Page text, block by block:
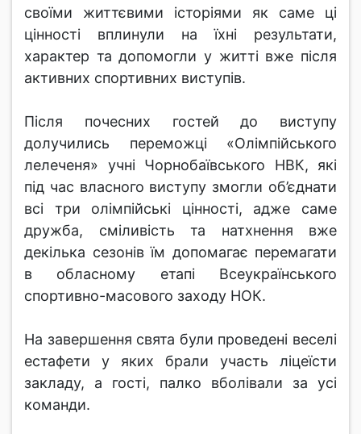
своїми життєвими історіями як саме ці
цінності вплинули на їхні результати,
характер та допомогли у житті вже після
активних спортивних виступів.
Після почесних гостей до виступу
долучились переможці «Олімпійського
лелеченя» учні Чорнобаївського НВК, які
під час власного виступу змогли об’єднати
всі три олімпійські цінності, адже саме
дружба, сміливість та натхнення вже
декілька сезонів їм допомагає перемагати
в обласному етапі Всеукраїнського
спортивно-масового заходу НОК.
На завершення свята були проведені веселі
естафети у яких брали участь ліцеїсти
закладу, а гості, палко вболівали за усі
команди.